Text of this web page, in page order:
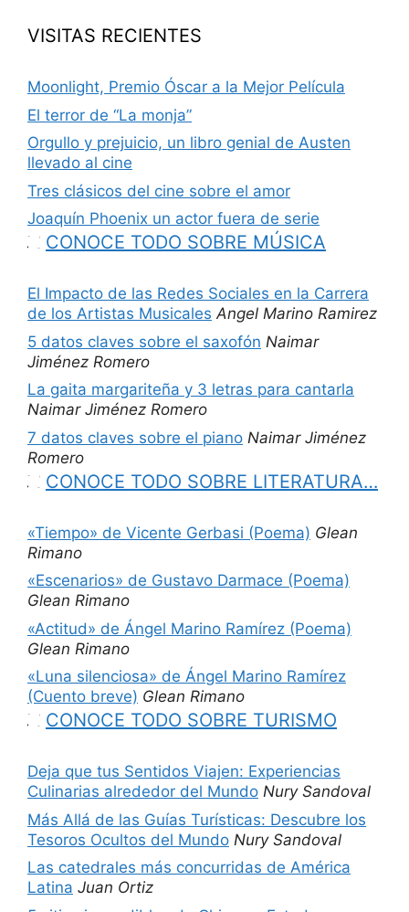
VISITAS RECIENTES
Moonlight, Premio Óscar a la Mejor Película
El terror de “La monja”
Orgullo y prejuicio, un libro genial de Austen
llevado al cine
Tres clásicos del cine sobre el amor
Joaquín Phoenix un actor fuera de serie
CONOCE TODO SOBRE MÚSICA
El Impacto de las Redes Sociales en la Carrera
de los Artistas Musicales Angel Marino Ramirez
5 datos claves sobre el saxofón Naimar
Jiménez Romero
La gaita margariteña y 3 letras para cantarla
Naimar Jiménez Romero
7 datos claves sobre el piano Naimar Jiménez
Romero
CONOCE TODO SOBRE LITERATURA…
«Tiempo» de Vicente Gerbasi (Poema) Glean
Rimano
«Escenarios» de Gustavo Darmace (Poema)
Glean Rimano
«Actitud» de Ángel Marino Ramírez (Poema)
Glean Rimano
«Luna silenciosa» de Ángel Marino Ramírez
(Cuento breve) Glean Rimano
CONOCE TODO SOBRE TURISMO
Deja que tus Sentidos Viajen: Experiencias
Culinarias alrededor del Mundo Nury Sandoval
Más Allá de las Guías Turísticas: Descubre los
Tesoros Ocultos del Mundo Nury Sandoval
Las catedrales más concurridas de América
Latina Juan Ortiz